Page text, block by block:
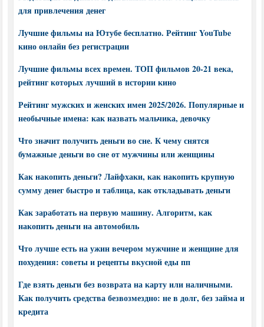
для привлечения денег
Лучшие фильмы на Ютубе бесплатно. Рейтинг YouTube
кино онлайн без регистрации
Лучшие фильмы всех времен. ТОП фильмов 20-21 века,
рейтинг которых лучший в истории кино
Рейтинг мужских и женских имен 2025/2026. Популярные и
необычные имена: как назвать мальчика, девочку
Что значит получить деньги во сне. К чему снятся
бумажные деньги во сне от мужчины или женщины
Как накопить деньги? Лайфхаки, как накопить крупную
сумму денег быстро и таблица, как откладывать деньги
Как заработать на первую машину. Алгоритм, как
накопить деньги на автомобиль
Что лучше есть на ужин вечером мужчине и женщине для
похудения: советы и рецепты вкусной еды пп
Где взять деньги без возврата на карту или наличными.
Как получить средства безвозмездно: не в долг, без займа и
кредита